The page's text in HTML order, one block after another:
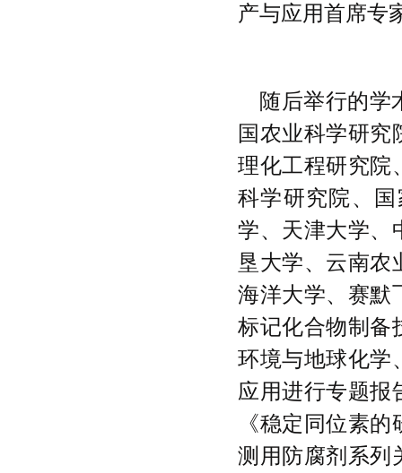
产与应用首席专
随后举行的学
国农业科学研究
理化工程研究院
科学研究院、
学、天津大学、
垦大学、云南农
海洋大学、赛默
标记化合物制备
环境与地球化学
应用进行专题报
《稳定同位素
测用防腐剂系列